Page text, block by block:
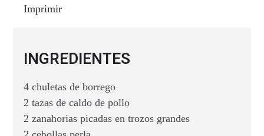
Imprimir
INGREDIENTES
4 chuletas de borrego
2 tazas de caldo de pollo
2 zanahorias picadas en trozos grandes